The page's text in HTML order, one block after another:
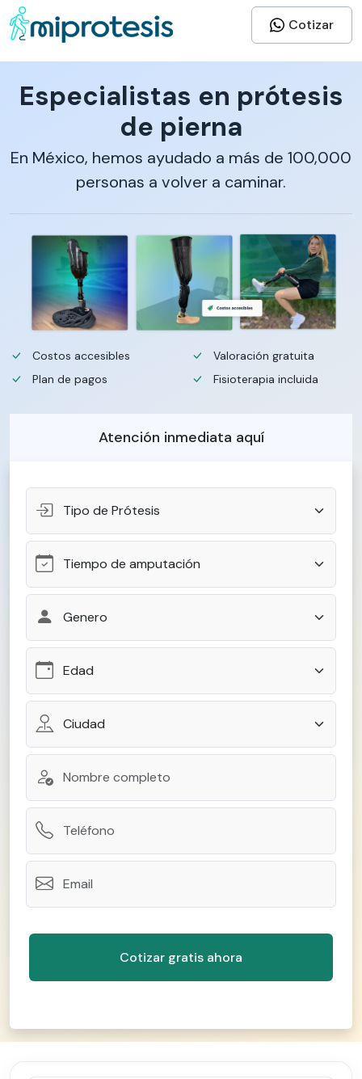
Cotizar
Especialistas en prótesis
de pierna
En México, hemos ayudado a más de 100,000
personas a volver a caminar.
Costos accesibles
Plan de pagos
Valoración gratuita
Fisioterapia incluida
Atención inmediata aquí